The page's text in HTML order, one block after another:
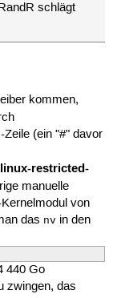
schlägt
kommen,
-Zeile (ein "#" davor
restricted-
manuelle
von
das nv in den
440 Go
zwingen, das